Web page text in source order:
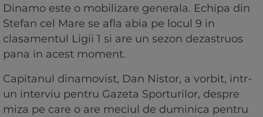
Dinamo este o mobilizare generala. Echipa din
Stefan cel Mare se afla abia pe locul 9 in
clasamentul Ligii 1 si are un sezon dezastruos
pana in acest moment.
Capitanul dinamovist, Dan Nistor, a vorbit, intr-
un interviu pentru Gazeta Sporturilor, despre
miza pe care o are meciul de duminica pentru